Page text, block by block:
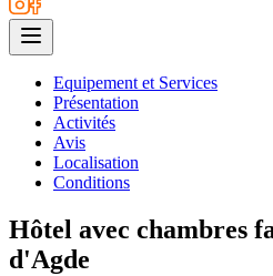
Equipement et Services
Présentation
Activités
Avis
Localisation
Conditions
Hôtel avec chambres
d'Agde